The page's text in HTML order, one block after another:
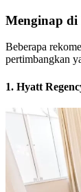
Menginap di
Beberapa
pertimbangkan
1. Hyatt